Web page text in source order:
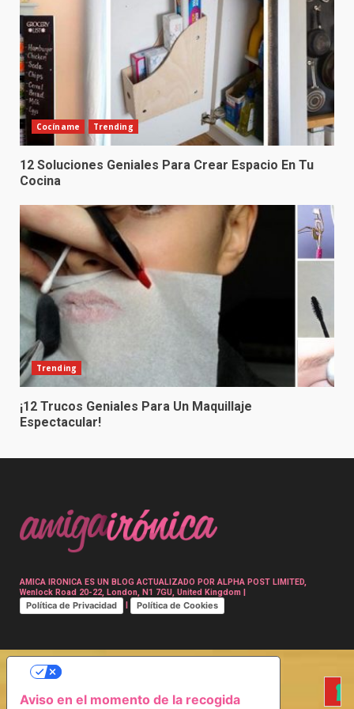
Cocíname Trending
12 Soluciones Geniales Para Crear Espacio En Tu
Cocina
Trending
¡12 Trucos Geniales Para Un Maquillaje
Espectacular!
AMICA IRONICA ES UN BLOG ACTUALIZADO POR ALPHA POST LIMITED,
Wenlock Road 20-22, London, N1 7GU, United Kingdom |
Política de Privacidad Política de Cookies
Aviso en el momento de la recogida
SUS OPCIONES DE PRIVACIDAD